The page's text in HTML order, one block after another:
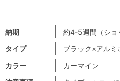
納期
約4-5週間（ショ
タイプ
ブラック×アルミ
カラー
カーマイン